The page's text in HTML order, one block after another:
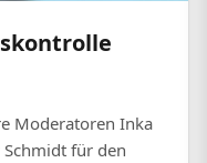
Moderatoren Inka
für den